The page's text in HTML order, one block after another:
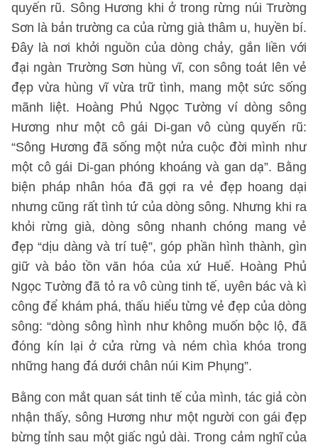
quyến rũ. Sông Hương khi ở trong rừng núi Trường
Sơn là bản trường ca của rừng già thâm u, huyền bí.
Đây là nơi khởi nguồn của dòng chảy, gắn liền với
đại ngàn Trường Sơn hùng vĩ, con sông toát lên vẻ
đẹp vừa hùng vĩ vừa trữ tình, mang một sức sống
mãnh liệt. Hoàng Phủ Ngọc Tường ví dòng sông
Hương như một cô gái Di-gan vô cùng quyến rũ:
“Sông Hương đã sống một nửa cuộc đời mình như
một cô gái Di-gan phóng khoáng và gan dạ”. Bằng
biện pháp nhân hóa đã gợi ra vẻ đẹp hoang dại
nhưng cũng rất tình tứ của dòng sông. Nhưng khi ra
khỏi rừng già, dòng sông nhanh chóng mang vẻ
đẹp “dịu dàng và trí tuệ”, góp phần hình thành, gìn
giữ và bảo tồn văn hóa của xứ Huế. Hoàng Phủ
Ngọc Tường đã tỏ ra vô cùng tinh tế, uyên bác và kì
công để khám phá, thấu hiểu từng vẻ đẹp của dòng
sông: “dòng sông hình như không muốn bộc lộ, đã
đóng kín lại ở cửa rừng và ném chìa khóa trong
những hang đá dưới chân núi Kim Phụng”.
Bằng con mắt quan sát tinh tế của mình, tác giả còn
nhận thấy, sông Hương như một người con gái đẹp
bừng tỉnh sau một giấc ngủ dài. Trong cảm nghĩ của